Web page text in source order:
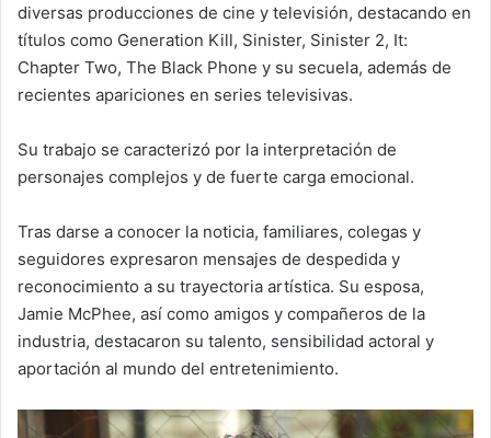
diversas producciones de cine y televisión, destacando en
títulos como Generation Kill, Sinister, Sinister 2, It:
Chapter Two, The Black Phone y su secuela, además de
recientes apariciones en series televisivas.
Su trabajo se caracterizó por la interpretación de
personajes complejos y de fuerte carga emocional.
Tras darse a conocer la noticia, familiares, colegas y
seguidores expresaron mensajes de despedida y
reconocimiento a su trayectoria artística. Su esposa,
Jamie McPhee, así como amigos y compañeros de la
industria, destacaron su talento, sensibilidad actoral y
aportación al mundo del entretenimiento.